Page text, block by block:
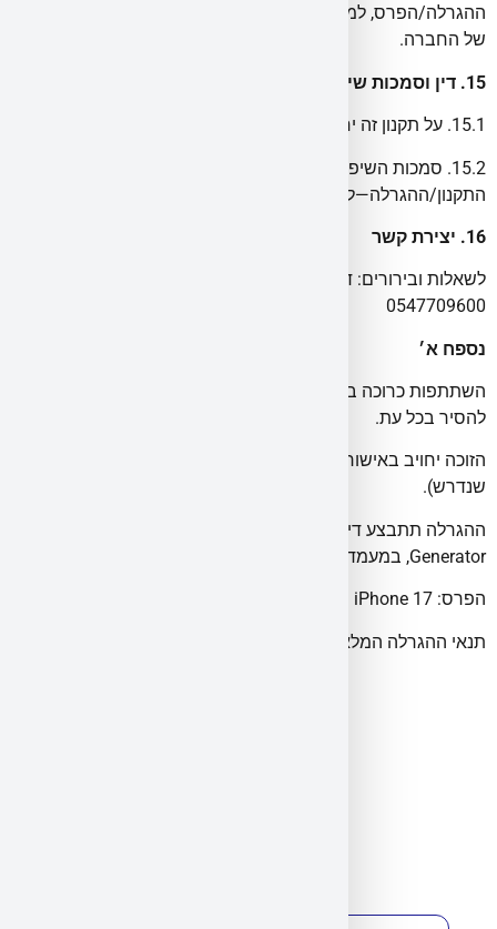
ההגרלה/הפרס, למעט אם נגרמו ברשלנות רבתי או במעשה מכוון
של החברה.
15. דין וסמכות שיפוט
15.1. על תקנון זה יחולו דיני מדינת ישראל בלבד.
15.2. סמכות השיפוט הבלעדית בכל עניין בקשר עם
התקנון/ההגרלה—לבתי המשפט המוסמכים במחוז תל-אביב–יפו.
16. יצירת קשר
0547709600
נספח א׳
השתתפות כרוכה בהרשמה לרשימת התפוצה של מיליטרם; ניתן
להסיר בכל עת.
הזוכה יחויב באישורי ציות/ועדת מתנות לפי מקום עבודתו (ככל
שנדרש).
Generator, במעמד עו״ד בועז נאור ובפני קהל, ביום 3 בפברואר.
הפרס: iPhone 17 חדש; ללא המרה לכסף/זיכוי.
תנאי ההגרלה המלאים בתקנון זה בלבד